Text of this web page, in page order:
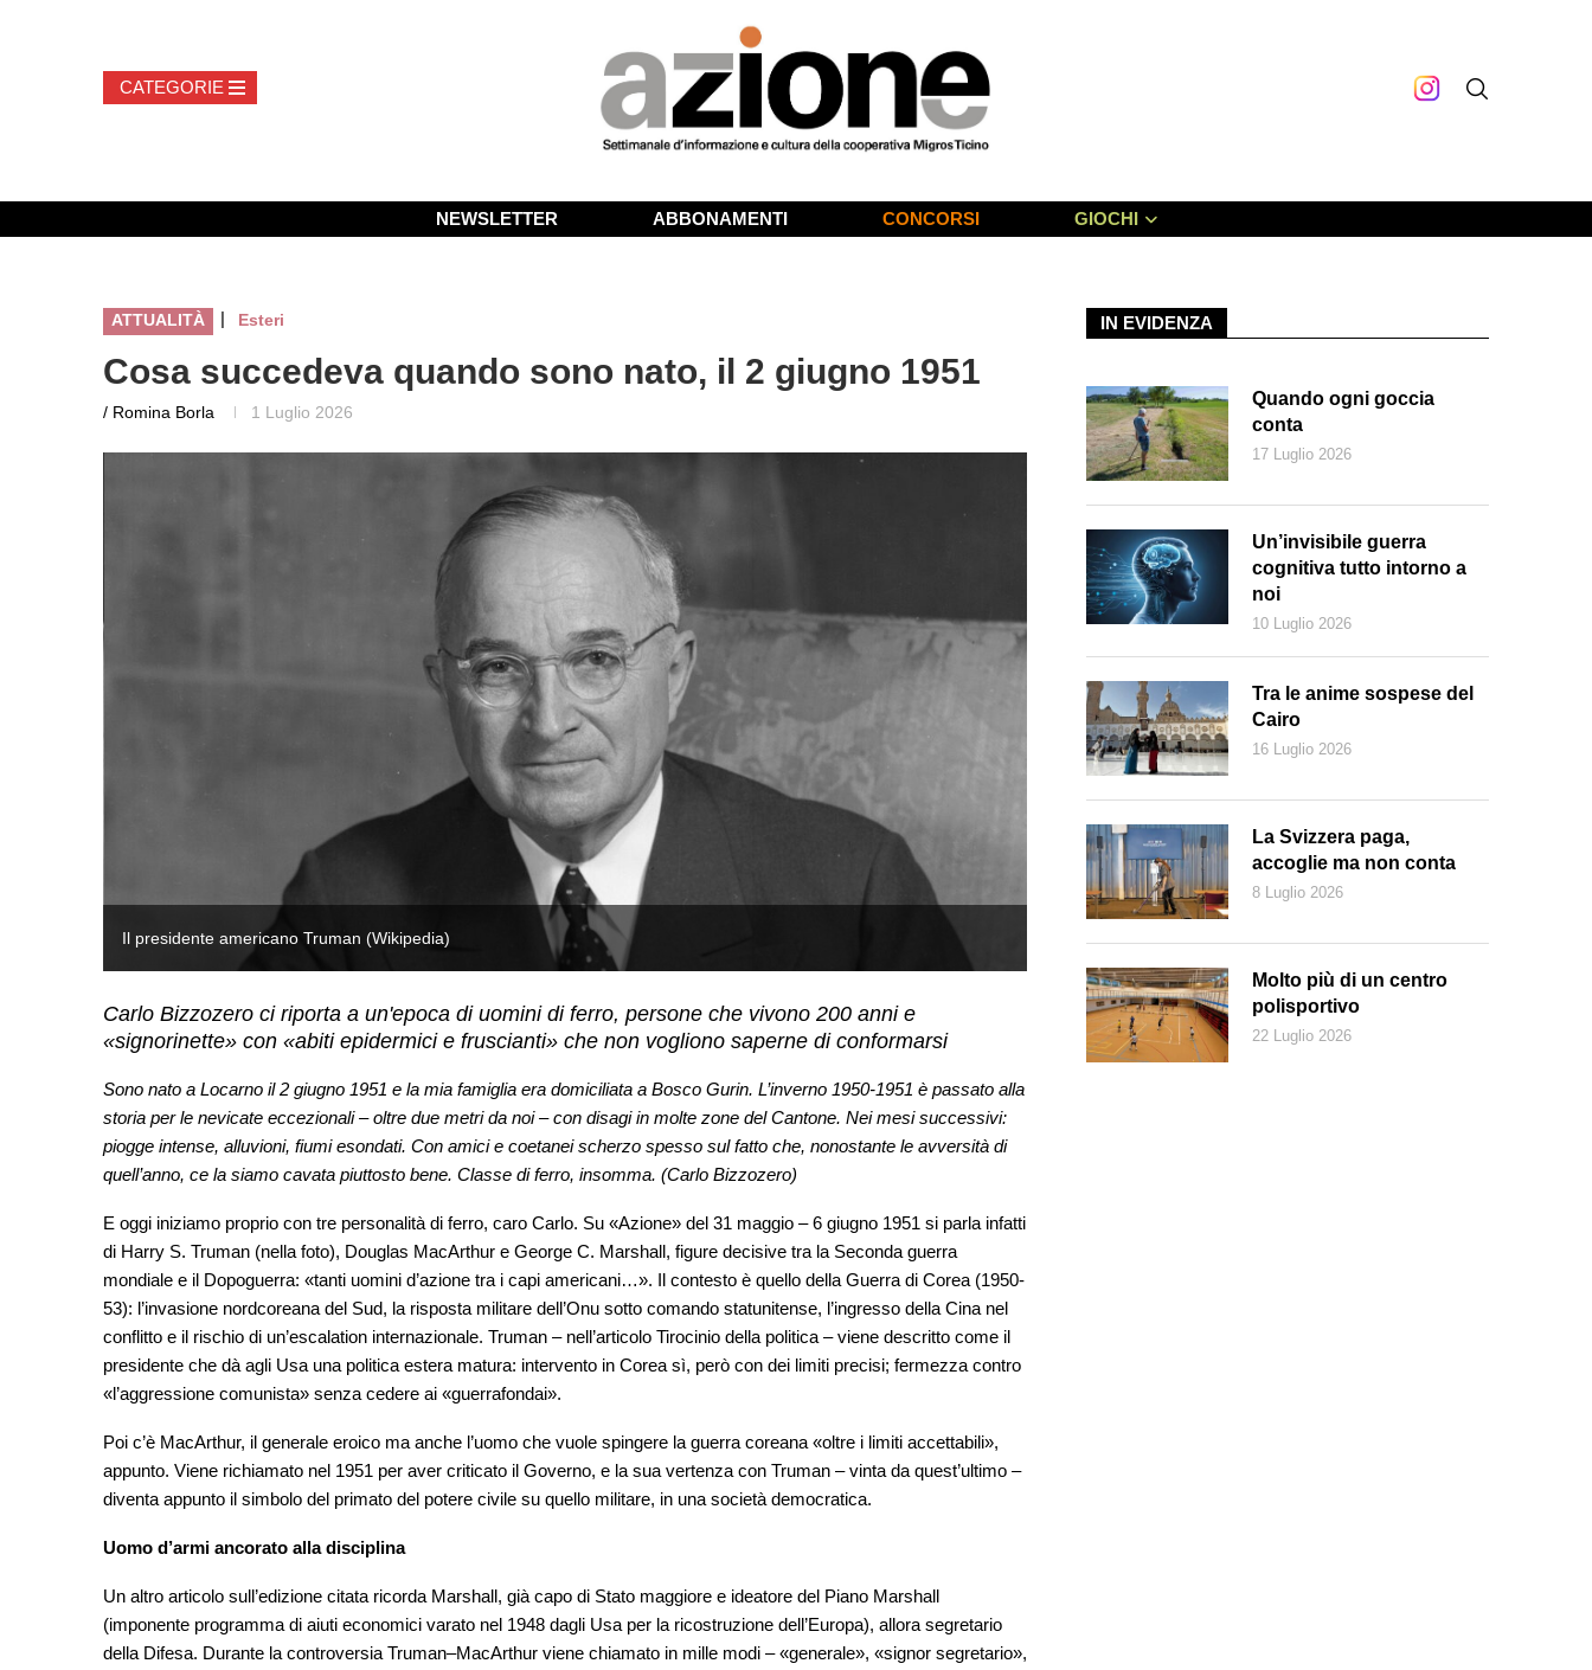
NEWSLETTER ABBONAMENTI CONCORSI GIOCHI
ATTUALITÀ | Esteri
Cosa succedeva quando sono nato, il 2 giugno 1951
/ Romina Borla 1 Luglio 2026
Il presidente americano Truman (Wikipedia) Il presidente americano Truman (Wikipedia)
Carlo Bizzozero ci riporta a un'epoca di uomini di ferro, persone che vivono 200 anni e
«signorinette» con «abiti epidermici e fruscianti» che non vogliono saperne di conformarsi
Sono nato a Locarno il 2 giugno 1951 e la mia famiglia era domiciliata a Bosco Gurin. L’inverno 1950-1951 è passato alla
storia per le nevicate eccezionali – oltre due metri da noi – con disagi in molte zone del Cantone. Nei mesi successivi:
piogge intense, alluvioni, fiumi esondati. Con amici e coetanei scherzo spesso sul fatto che, nonostante le avversità di
quell’anno, ce la siamo cavata piuttosto bene. Classe di ferro, insomma. (Carlo Bizzozero)
E oggi iniziamo proprio con tre personalità di ferro, caro Carlo. Su «Azione» del 31 maggio – 6 giugno 1951 si parla infatti
di Harry S. Truman (nella foto), Douglas MacArthur e George C. Marshall, figure decisive tra la Seconda guerra
mondiale e il Dopoguerra: «tanti uomini d’azione tra i capi americani…». Il contesto è quello della Guerra di Corea (1950-
53): l’invasione nordcoreana del Sud, la risposta militare dell’Onu sotto comando statunitense, l’ingresso della Cina nel
conflitto e il rischio di un’escalation internazionale. Truman – nell’articolo Tirocinio della politica – viene descritto come il
presidente che dà agli Usa una politica estera matura: intervento in Corea sì, però con dei limiti precisi; fermezza contro
«l’aggressione comunista» senza cedere ai «guerrafondai».
Poi c’è MacArthur, il generale eroico ma anche l’uomo che vuole spingere la guerra coreana «oltre i limiti accettabili»,
appunto. Viene richiamato nel 1951 per aver criticato il Governo, e la sua vertenza con Truman – vinta da quest’ultimo –
diventa appunto il simbolo del primato del potere civile su quello militare, in una società democratica.
Uomo d’armi ancorato alla disciplina
Un altro articolo sull’edizione citata ricorda Marshall, già capo di Stato maggiore e ideatore del Piano Marshall
(imponente programma di aiuti economici varato nel 1948 dagli Usa per la ricostruzione dell’Europa), allora segretario
della Difesa. Durante la controversia Truman–MacArthur viene chiamato in mille modi – «generale», «signor segretario»,
IN EVIDENZA
Quando ogni goccia
conta
17 Luglio 2026
Un’invisibile guerra
cognitiva tutto intorno a
noi
10 Luglio 2026
Tra le anime sospese del
Cairo
16 Luglio 2026
La Svizzera paga,
accoglie ma non conta
8 Luglio 2026
Molto più di un centro
polisportivo
22 Luglio 2026